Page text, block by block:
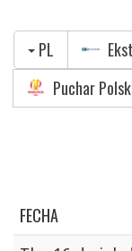
PL
Puchar
FECHA